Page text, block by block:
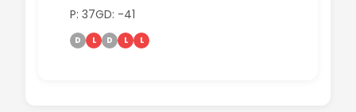
P: 37GD: -41
D L D L L